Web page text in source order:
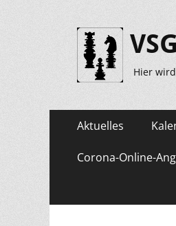
Hier
Primäres
Zum
Inhalt
springen
Aktuelles
Corona-Online-